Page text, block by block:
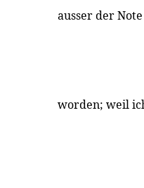
ausser der
worden; weil